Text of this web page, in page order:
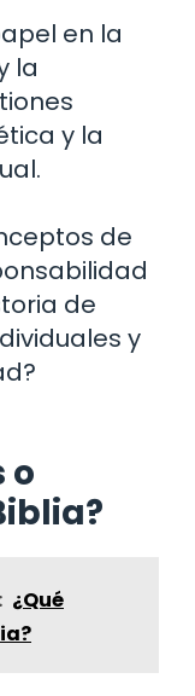
en la
la
y la
de
de
y
o
¿Qué